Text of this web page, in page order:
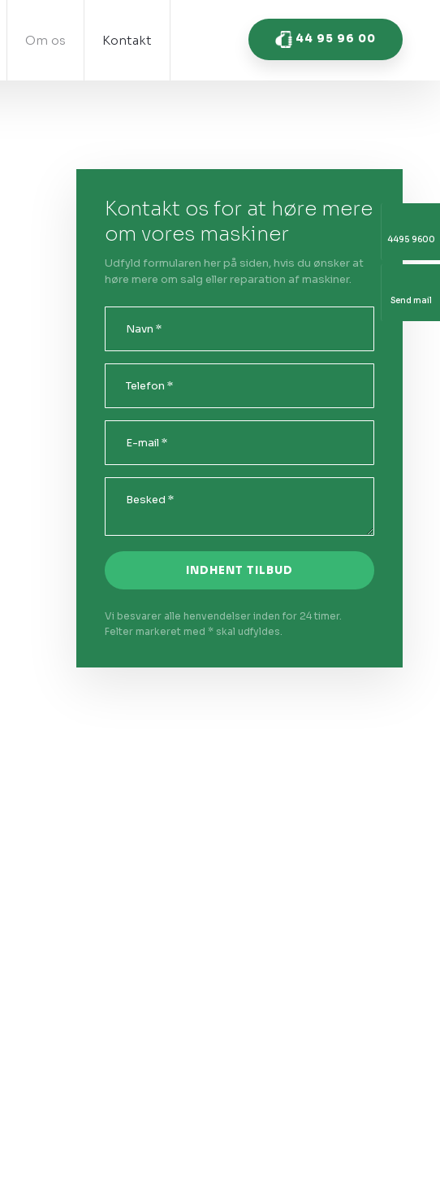
4495 9600
Send mail
Om os Kontakt 44 95 96 00
Kontakt os for at høre mere
om vores maskiner
Udfyld formularen her på siden, hvis du ønsker at
høre mere om salg eller reparation af maskiner.
Vi besvarer alle henvendelser inden for 24 timer.
Felter markeret med * skal udfyldes.​